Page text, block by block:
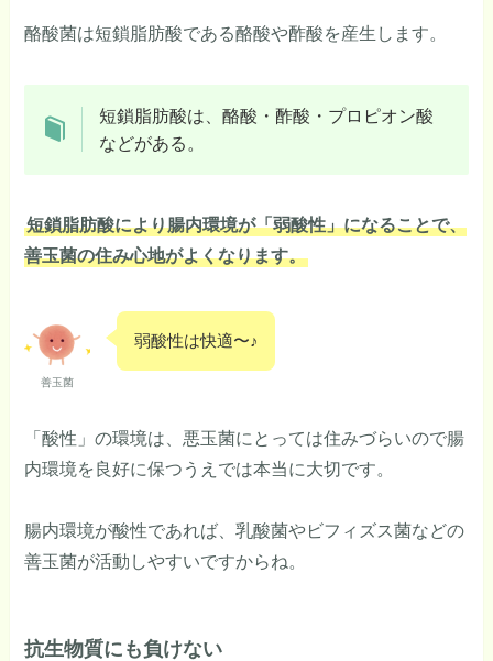
酪酸菌は短鎖脂肪酸である酪酸や酢酸を産生します。
短鎖脂肪酸は、酪酸・酢酸・プロピオン酸
などがある。
短鎖脂肪酸により腸内環境が「弱酸性」になることで、
善玉菌の住み心地がよくなります。
善玉菌
弱酸性は快適〜♪
「酸性」の環境は、悪玉菌にとっては住みづらいので腸
内環境を良好に保つうえでは本当に大切です。
腸内環境が酸性であれば、乳酸菌やビフィズス菌などの
善玉菌が活動しやすいですからね。
抗生物質にも負けない